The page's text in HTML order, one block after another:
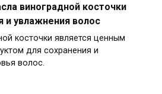
виноградной косточки
и увлажнения волос
косточки является ценным
для сохранения и
волос.